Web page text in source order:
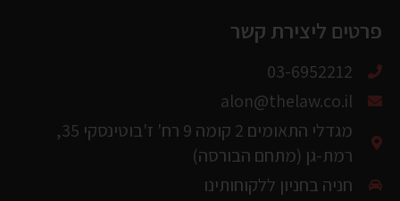
03-6952212
רמת-גן (מתחם הבורסה)
חניה בחניון ללקוחותינו